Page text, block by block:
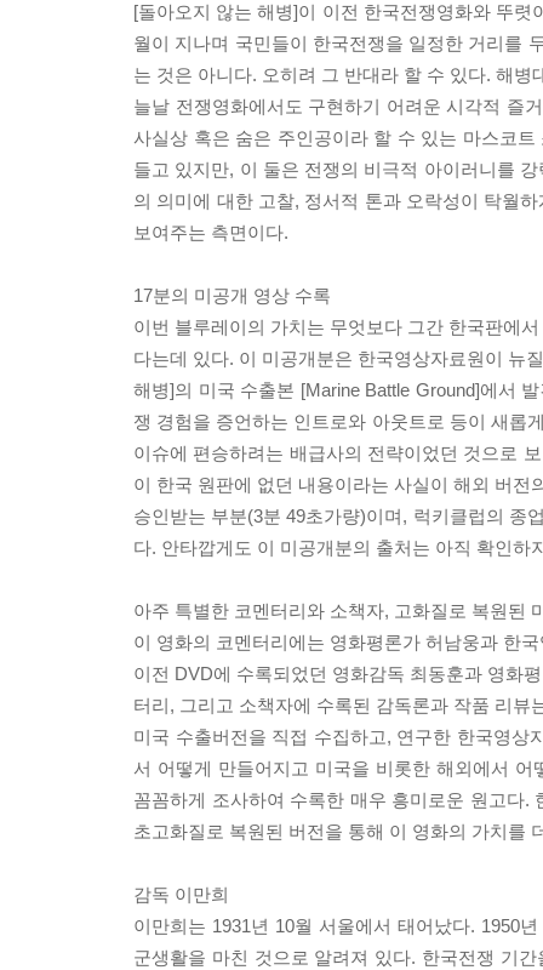
[돌아오지 않는 해병]이 이전 한국전쟁영화와 뚜
월이 지나며 국민들이 한국전쟁을 일정한 거리를
는 것은 아니다. 오히려 그 반대라 할 수 있다. 해
늘날 전쟁영화에서도 구현하기 어려운 시각적 즐
사실상 혹은 숨은 주인공이라 할 수 있는 마스코
들고 있지만, 이 둘은 전쟁의 비극적 아이러니를
의 의미에 대한 고찰, 정서적 톤과 오락성이 탁월
보여주는 측면이다.
17분의 미공개 영상 수록
이번 블루레이의 가치는 무엇보다 그간 한국판에
다는데 있다. 이 미공개분은 한국영상자료원이 뉴
해병]의 미국 수출본 [Marine Battle Ground]에서
쟁 경험을 증언하는 인트로와 아웃트로 등이 새롭
이슈에 편승하려는 배급사의 전략이었던 것으로
이 한국 원판에 없던 내용이라는 사실이 해외 버
승인받는 부분(3분 49초가량)이며, 럭키클럽의 종
다. 안타깝게도 이 미공개분의 출처는 아직 확인하
아주 특별한 코멘터리와 소책자, 고화질로 복원된
이 영화의 코멘터리에는 영화평론가 허남웅과 한
이전 DVD에 수록되었던 영화감독 최동훈과 영화
터리, 그리고 소책자에 수록된 감독론과 작품 리
미국 수출버전을 직접 수집하고, 연구한 한국영
서 어떻게 만들어지고 미국을 비롯한 해외에서
꼼꼼하게 조사하여 수록한 매우 흥미로운 원고다.
초고화질로 복원된 버전을 통해 이 영화의 가치를
감독 이만희
이만희는 1931년 10월 서울에서 태어났다. 1950
군생활을 마친 것으로 알려져 있다. 한국전쟁 기